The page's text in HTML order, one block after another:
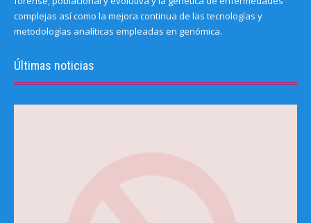
complejas así como la mejora continua de las tecnologías y
metodologías analíticas empleadas en genómica.
Últimas noticias